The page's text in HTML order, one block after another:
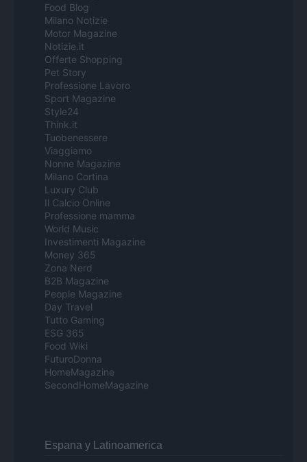
Food Blog
Milano Notizie
Motor Magazine
Notizie.it
Offerte Shopping
Pet Story
Professione Lavoro
Sport Magazine
Style24
Think.it
Tuobenessere
Viaggiamo
Nonne Magazine
Milano Cortina
Luxury Club
Il Calcio Online
Professione mamma
World Music
Investimenti Magazine
Money 365
Zona Nerd
B2B Magazine
People Magazine
Day Travel
Tutto Gaming
ESG 365
Food Wiki
FuturoDonna
HomeMagazine
SecondHomeMagazine
Espana y Latinoamerica